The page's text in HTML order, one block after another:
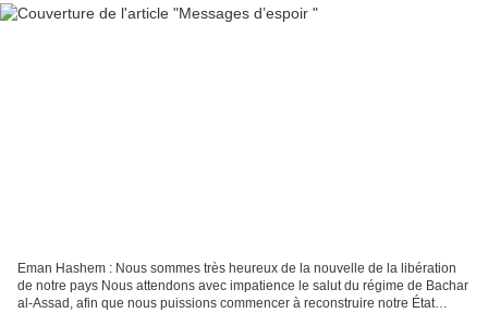
Eman Hashem : Nous sommes très heureux de la nouvelle de la libération
de notre pays Nous attendons avec impatience le salut du régime de Bachar
al-Assad, afin que nous puissions commencer à reconstruire notre État